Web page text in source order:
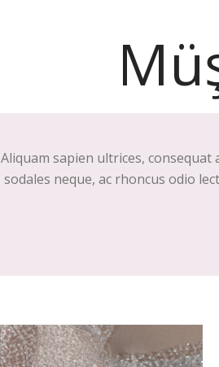
Aliquam sapien ultrices,
sodales neque, ac rhoncus odio